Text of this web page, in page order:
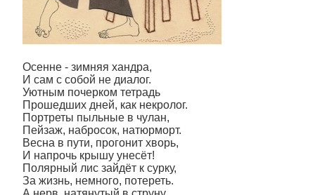
Осенне - зимняя хандра,
И сам с собой не диалог.
Уютным почерком тетрадь
Прошедших дней, как некролог.
Портреты пыльные в чулан,
Пейзаж, набросок, натюрморт.
Весна в пути, прогонит хворь,
И напрочь крышу унесёт!
Полярный лис зайдёт к сурку,
За жизнь, немного, потереть.